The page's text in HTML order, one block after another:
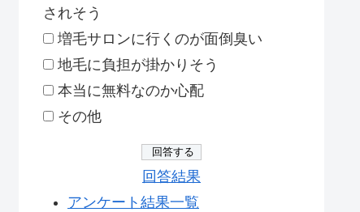
されそう
増毛サロンに行くのが面倒臭い
地毛に負担が掛かりそう
本当に無料なのか心配
その他
回答結果
アンケート結果一覧